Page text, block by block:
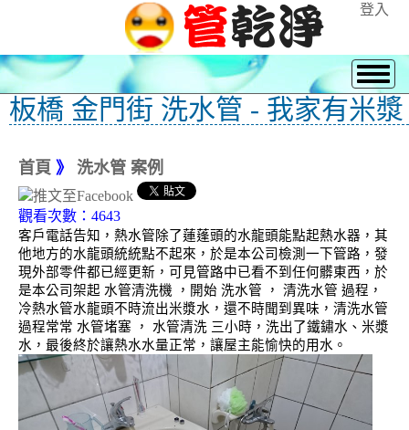
登入
板橋 金門街 洗水管 - 我家有米漿
首頁 》 洗水管 案例
觀看次數：4643
客戶電話告知，熱水管除了蓮蓬頭的水龍頭能點起熱水器，其
他地方的水龍頭統統點不起來，於是本公司檢測一下管路，發
現外部零件都已經更新，可見管路中已看不到任何髒東西，於
是本公司架起 水管清洗機 ，開始 洗水管 ， 清洗水管 過程，
冷熱水管水龍頭不時流出米漿水，還不時聞到異味，清洗水管
過程常常 水管堵塞 ， 水管清洗 三小時，洗出了鐵鏽水、米漿
水，最後終於讓熱水水量正常，讓屋主能愉快的用水。